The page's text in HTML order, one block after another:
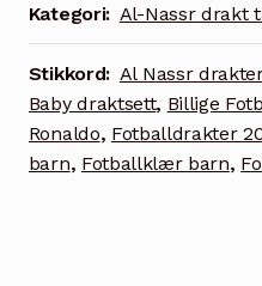
Kategori: Al-Nassr drakt
Stikkord: Al Nassr
Baby draktsett, Billige
Ronaldo, Fotballdrakter
barn, Fotballklær barn,